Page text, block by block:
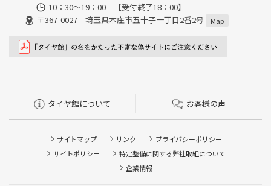
10：30～19：00 【受付終了18：00】
〒367-0027 埼玉県本庄市五十子一丁目2番2号
Map
タイヤ館について お客様の声
サイトマップ リンク
プライバシーポリシー
サイトポリシー
特定整備に関する弊社取組について
企業情報